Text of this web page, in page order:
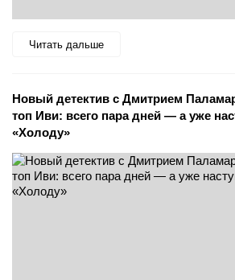
Читать дальше
Новый детектив с Дмитрием
топ Иви: всего пара дней — а уже
«Холоду»